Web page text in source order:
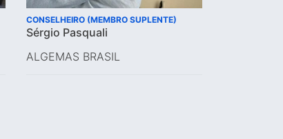
CONSELHEIRO (MEMBRO SUPLENTE)
Sérgio Pasquali
ALGEMAS BRASIL